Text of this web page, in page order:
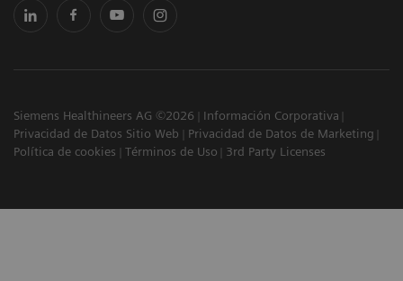
Siemens Healthineers AG ©2026
Información Corporativa
Privacidad de Datos Sitio Web
Privacidad de Datos de Marketing
Política de cookies
Términos de Uso 3rd Party Licenses